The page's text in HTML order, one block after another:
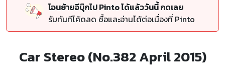
โอนย้ายอีบุ๊กไป Pinto ได้แล้ววันนี้ กดเลย
รับทันทีโค้ดลด ซื้อและอ่านได้ต่อเนื่องที่ Pinto
Car Stereo (No.382 April 2015)